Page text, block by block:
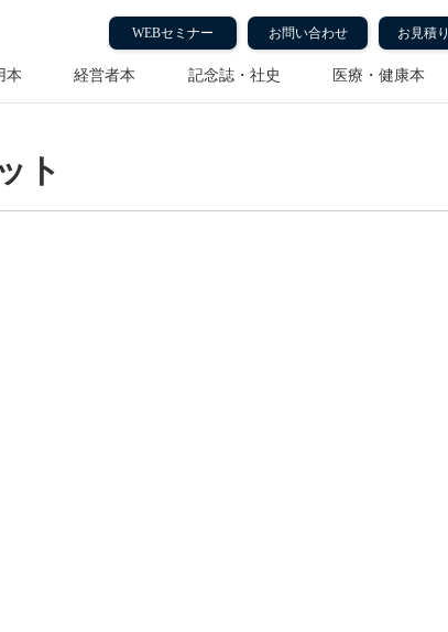
本 経営者本 記念誌・社史 医療・健康本
WEBセミナー お問い合わせ お見積り
ト